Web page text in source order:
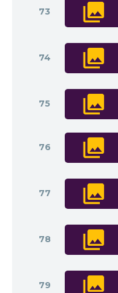
73
74
75
76
77
78
79